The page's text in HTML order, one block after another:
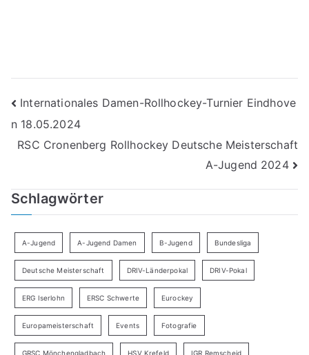
Beitragsnavigation
Internationales Damen-Rollhockey-Turnier Eindhove
n 18.05.2024
RSC Cronenberg Rollhockey Deutsche Meisterschaft
A-Jugend 2024
Schlagwörter
A-Jugend A-Jugend Damen B-Jugend Bundesliga
Deutsche Meisterschaft DRIV-Länderpokal DRIV-Pokal
ERG Iserlohn ERSC Schwerte Eurockey
Europameisterschaft Events Fotografie
GRSC Mönchengladbach HSV Krefeld IGR Remscheid